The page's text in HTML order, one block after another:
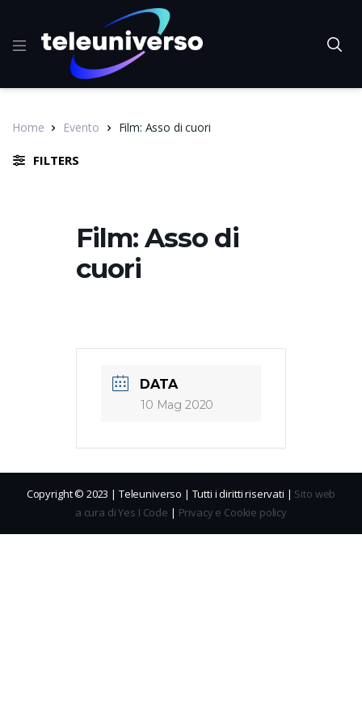
Home Evento Film: Asso di cuori
FILTERS
Film: Asso di
cuori
DATA
10 Mag 2020
Copyright © 2023 | Teleuniverso | Tutti i diritti riservati | Sito web
a cura di Yes I Code | Privacy e Cookie policy